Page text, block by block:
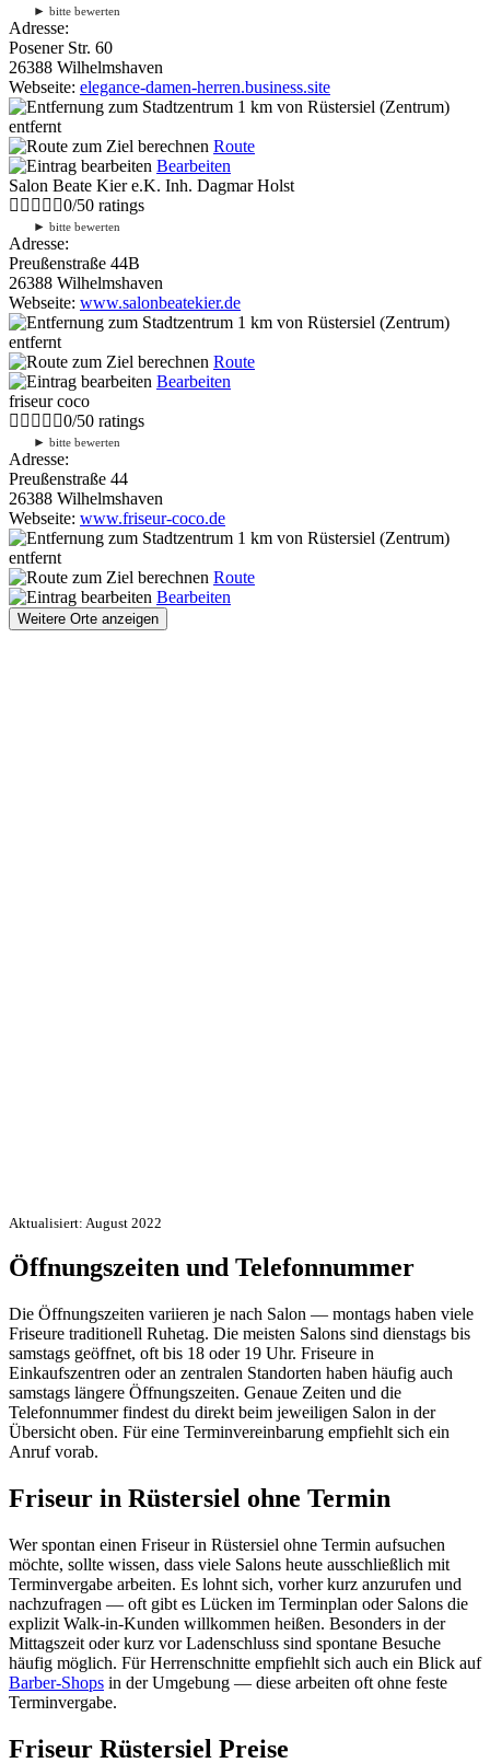
► bitte bewerten
Adresse:
Posener Str. 60
26388 Wilhelmshaven
Webseite: elegance-damen-herren.business.site
1 km von Rüstersiel (Zentrum)
entfernt
Route
Bearbeiten
Salon Beate Kier e.K. Inh. Dagmar Holst
0/50 ratings
► bitte bewerten
Adresse:
Preußenstraße 44B
26388 Wilhelmshaven
Webseite: www.salonbeatekier.de
1 km von Rüstersiel (Zentrum)
entfernt
Route
Bearbeiten
friseur coco
0/50 ratings
► bitte bewerten
Adresse:
Preußenstraße 44
26388 Wilhelmshaven
Webseite: www.friseur-coco.de
1 km von Rüstersiel (Zentrum)
entfernt
Route
Bearbeiten
Weitere Orte anzeigen
Aktualisiert: August 2022
Öffnungszeiten und Telefonnummer
Die Öffnungszeiten variieren je nach Salon — montags haben viele
Friseure traditionell Ruhetag. Die meisten Salons sind dienstags bis
samstags geöffnet, oft bis 18 oder 19 Uhr. Friseure in
Einkaufszentren oder an zentralen Standorten haben häufig auch
samstags längere Öffnungszeiten. Genaue Zeiten und die
Telefonnummer findest du direkt beim jeweiligen Salon in der
Übersicht oben. Für eine Terminvereinbarung empfiehlt sich ein
Anruf vorab.
Friseur in Rüstersiel ohne Termin
Wer spontan einen Friseur in Rüstersiel ohne Termin aufsuchen
möchte, sollte wissen, dass viele Salons heute ausschließlich mit
Terminvergabe arbeiten. Es lohnt sich, vorher kurz anzurufen und
nachzufragen — oft gibt es Lücken im Terminplan oder Salons die
explizit Walk-in-Kunden willkommen heißen. Besonders in der
Mittagszeit oder kurz vor Ladenschluss sind spontane Besuche
häufig möglich. Für Herrenschnitte empfiehlt sich auch ein Blick auf
Barber-Shops in der Umgebung — diese arbeiten oft ohne feste
Terminvergabe.
Friseur Rüstersiel Preise